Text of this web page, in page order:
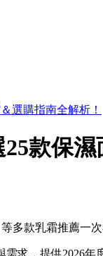
選購指南全解析！
款保
求，提供2026